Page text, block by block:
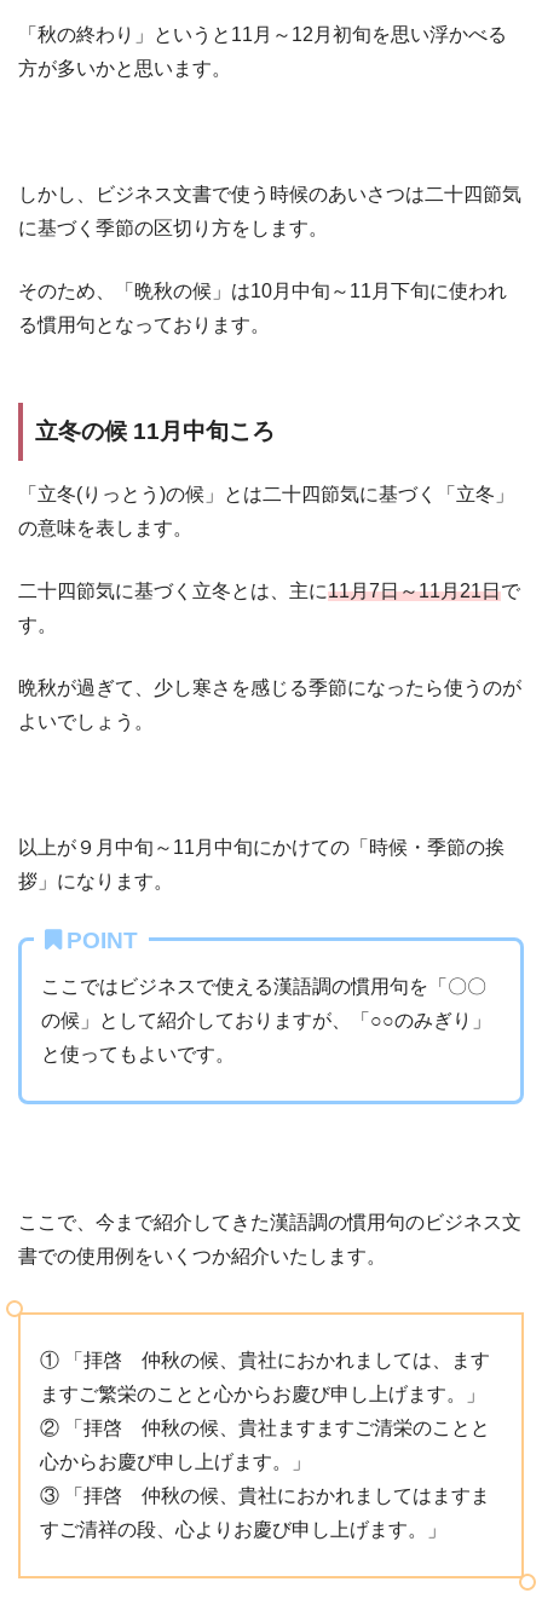
「秋の終わり」というと11月～12月初旬を思い浮かべる
方が多いかと思います。
しかし、ビジネス文書で使う時候のあいさつは二十四節気
に基づく季節の区切り方をします。
そのため、「晩秋の候」は10月中旬～11月下旬に使われ
る慣用句となっております。
立冬の候 11月中旬ころ
「立冬(りっとう)の候」とは二十四節気に基づく「立冬」
の意味を表します。
二十四節気に基づく立冬とは、主に11月7日～11月21日で
す。
晩秋が過ぎて、少し寒さを感じる季節になったら使うのが
よいでしょう。
以上が９月中旬～11月中旬にかけての「時候・季節の挨
拶」になります。
POINT
ここではビジネスで使える漢語調の慣用句を「〇〇
の候」として紹介しておりますが、「○○のみぎり」
と使ってもよいです。
ここで、今まで紹介してきた漢語調の慣用句のビジネス文
書での使用例をいくつか紹介いたします。
① 「拝啓 仲秋の候、貴社におかれましては、ます
ますご繁栄のことと心からお慶び申し上げます。」
② 「拝啓 仲秋の候、貴社ますますご清栄のことと
心からお慶び申し上げます。」
③ 「拝啓 仲秋の候、貴社におかれましてはますま
すご清祥の段、心よりお慶び申し上げます。」